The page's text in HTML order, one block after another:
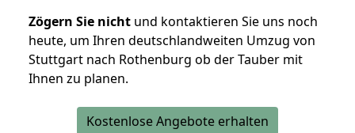
Zögern Sie nicht und kontaktieren Sie uns noch
heute, um Ihren deutschlandweiten Umzug von
Stuttgart nach Rothenburg ob der Tauber mit
Ihnen zu planen.
Kostenlose Angebote erhalten